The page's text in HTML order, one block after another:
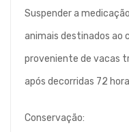
Suspender a
animais destinados ao
proveniente de vacas
após decorridas 72
Conservação: